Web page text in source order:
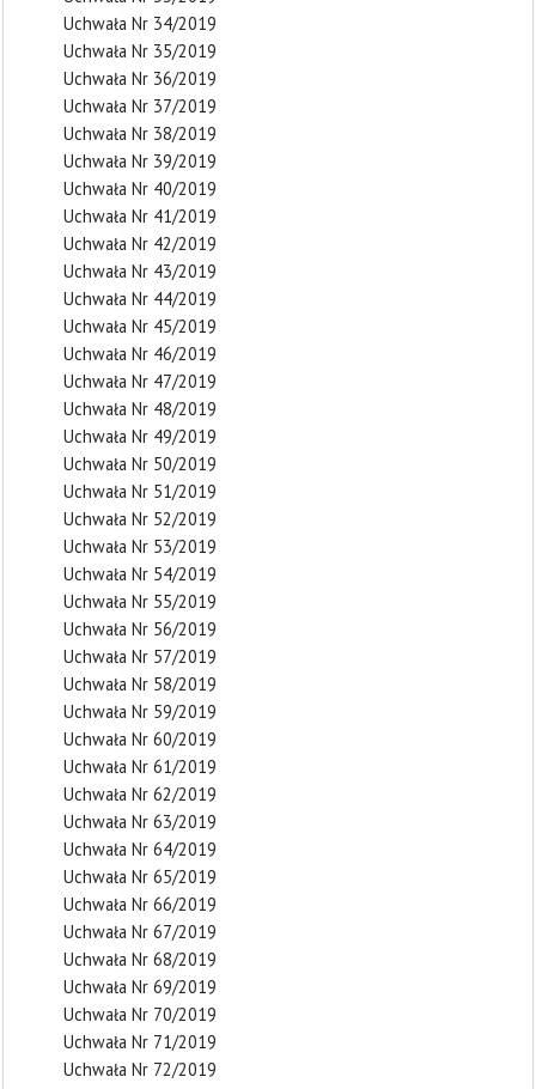
Uchwała Nr 34/2019
Uchwała Nr 35/2019
Uchwała Nr 36/2019
Uchwała Nr 37/2019
Uchwała Nr 38/2019
Uchwała Nr 39/2019
Uchwała Nr 40/2019
Uchwała Nr 41/2019
Uchwała Nr 42/2019
Uchwała Nr 43/2019
Uchwała Nr 44/2019
Uchwała Nr 45/2019
Uchwała Nr 46/2019
Uchwała Nr 47/2019
Uchwała Nr 48/2019
Uchwała Nr 49/2019
Uchwała Nr 50/2019
Uchwała Nr 51/2019
Uchwała Nr 52/2019
Uchwała Nr 53/2019
Uchwała Nr 54/2019
Uchwała Nr 55/2019
Uchwała Nr 56/2019
Uchwała Nr 57/2019
Uchwała Nr 58/2019
Uchwała Nr 59/2019
Uchwała Nr 60/2019
Uchwała Nr 61/2019
Uchwała Nr 62/2019
Uchwała Nr 63/2019
Uchwała Nr 64/2019
Uchwała Nr 65/2019
Uchwała Nr 66/2019
Uchwała Nr 67/2019
Uchwała Nr 68/2019
Uchwała Nr 69/2019
Uchwała Nr 70/2019
Uchwała Nr 71/2019
Uchwała Nr 72/2019